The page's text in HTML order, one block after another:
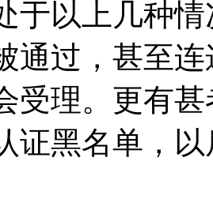
于以上几种
通过，甚至
受理。更有
证黑名单，